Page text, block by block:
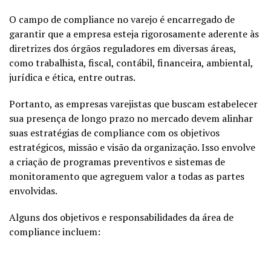
O campo de compliance no varejo é encarregado de
garantir que a empresa esteja rigorosamente aderente às
diretrizes dos órgãos reguladores em diversas áreas,
como trabalhista, fiscal, contábil, financeira, ambiental,
jurídica e ética, entre outras.
Portanto, as empresas varejistas que buscam estabelecer
sua presença de longo prazo no mercado devem alinhar
suas estratégias de compliance com os objetivos
estratégicos, missão e visão da organização. Isso envolve
a criação de programas preventivos e sistemas de
monitoramento que agreguem valor a todas as partes
envolvidas.
Alguns dos objetivos e responsabilidades da área de
compliance incluem: